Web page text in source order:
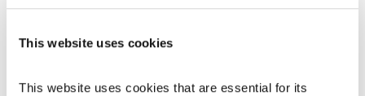
This website uses cookies
This website uses cookies that are essential for its